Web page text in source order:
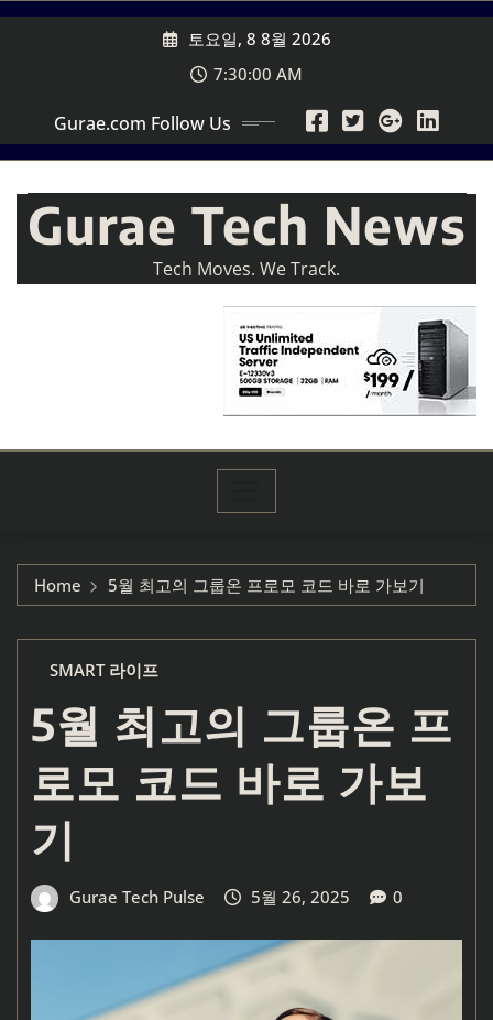
Skip
토요일, 8 8월 2026
7:30:02 AM
Gurae.com Follow Us
Gurae Tech News
Tech Moves. We Track.
Home 5월 최고의 그룹온 프로모 코드 바로 가보기
SMART 라이프
5월 최고의 그룹온 프
로모 코드 바로 가보
기
Gurae Tech Pulse 5월 26, 2025 0